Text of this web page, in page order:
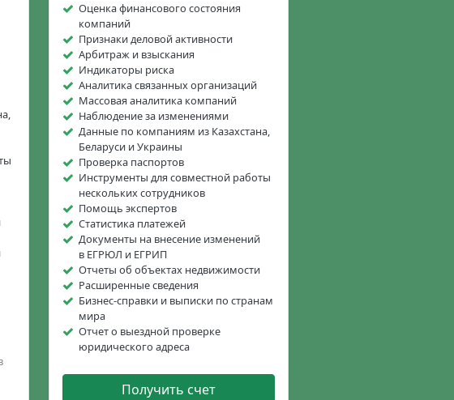
Оценка финансового состояния
компаний
Признаки деловой активности
Арбитраж и взыскания
Индикаторы риска
Аналитика связанных организаций
Массовая аналитика компаний
Наблюдение за изменениями
Данные по компаниям из Казахстана,
Беларуси и Украины
Проверка паспортов
Инструменты для совместной работы
нескольких сотрудников
Помощь экспертов
Статистика платежей
Документы на внесение изменений
в ЕГРЮЛ и ЕГРИП
Отчеты об объектах недвижимости
Расширенные сведения
Бизнес-справки и выписки по странам
мира
Отчет о выездной проверке
юридического адреса
Получить счет